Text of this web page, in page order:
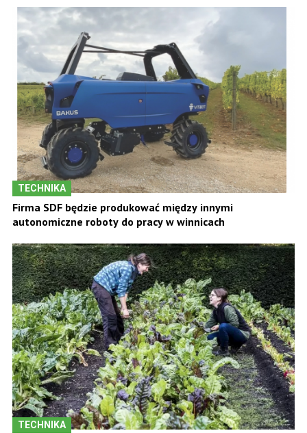
TECHNIKA
Firma SDF będzie produkować między innymi
autonomiczne roboty do pracy w winnicach
TECHNIKA